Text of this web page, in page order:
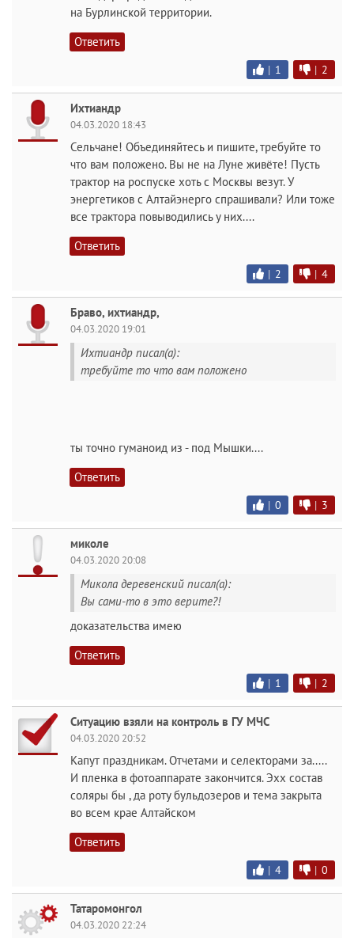
на Бурлинской территории.
Ответить
| 1 | 2
Ихтиандр
04.03.2020 18:43
Сельчане! Объединяйтесь и пишите, требуйте то
что вам положено. Вы не на Луне живёте! Пусть
трактор на роспуске хоть с Москвы везут. У
энергетиков с Алтайэнерго спрашивали? Или тоже
все трактора повыводились у них....
Ответить
| 2 | 4
Браво, ихтиандр,
04.03.2020 19:01
Ихтиандр писал(а):
требуйте то что вам положено
ты точно гуманоид из - под Мышки....
Ответить
| 0 | 3
миколе
04.03.2020 20:08
Микола деревенский писал(а):
Вы сами-то в это верите?!
доказательства имею
Ответить
| 1 | 2
Ситуацию взяли на контроль в ГУ МЧС
04.03.2020 20:52
Капут праздникам. Отчетами и селекторами за.....
И пленка в фотоаппарате закончится. Эхх состав
соляры бы , да роту бульдозеров и тема закрыта
во всем крае Алтайском
Ответить
| 4 | 0
Татаромонгол
04.03.2020 22:24